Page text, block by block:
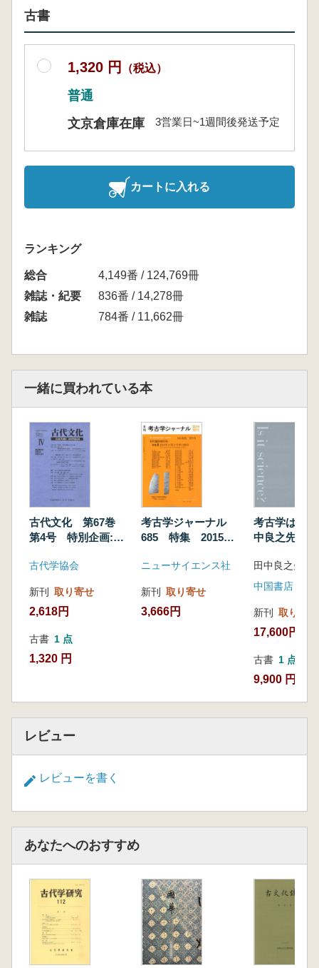
古書
1,320 円 （税込）
普通
文京倉庫在庫
3営業日~1週間後発送予定
カートに入れる
ランキング
総合
4,149番 / 124,769冊
雑誌・紀要
836番 / 14,278冊
雑誌
784番 / 11,662冊
一緒に買われている本
古代文化 第67巻
第4号 特別企画:山
石器考古学
古代学協会
新刊 取り寄せ
2,618円
古書 1 点
1,320 円
考古学ジャーナル
685 特集 2015年
ニューサイエンス社
新刊 取り寄せ
3,666円
考古学は科
中良之先生
中国書店
新刊 取り寄せ
17,600円
古書 1 点
9,900 円
レビュー
レビューを書く
あなたへのおすすめ